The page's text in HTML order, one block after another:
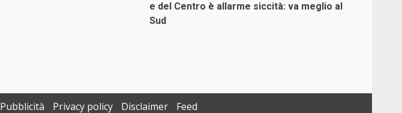
e del Centro è allarme siccità: va meglio al
Sud
Pubblicità Privacy policy Disclaimer Feed